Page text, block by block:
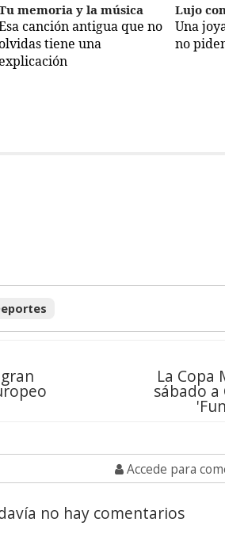
memoria y la música
canción antigua que no
tiene una
Lujo
Una
no
La Copa
sábado a
Accede para
no hay comentarios